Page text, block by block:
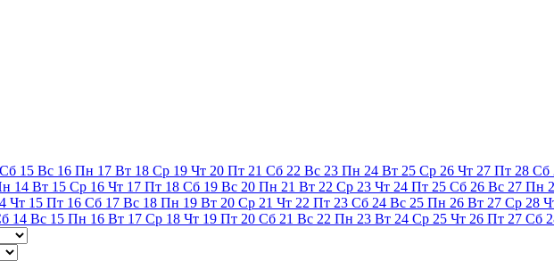
Сб 15 Вс 16 Пн 17 Вт 18 Ср 19 Чт 20 Пт 21 Сб 22 Вс 23 Пн 24 Вт 25 Ср 26 Чт 27 Пт 28 Сб
14 Вт 15 Ср 16 Чт 17 Пт 18 Сб 19 Вс 20 Пн 21 Вт 22 Ср 23 Чт 24 Пт 25 Сб 26 Вс 27 Пн
Чт 15 Пт 16 Сб 17 Вс 18 Пн 19 Вт 20 Ср 21 Чт 22 Пт 23 Сб 24 Вс 25 Пн 26 Вт 27 Ср 28
14 Вс 15 Пн 16 Вт 17 Ср 18 Чт 19 Пт 20 Сб 21 Вс 22 Пн 23 Вт 24 Ср 25 Чт 26 Пт 27 Сб